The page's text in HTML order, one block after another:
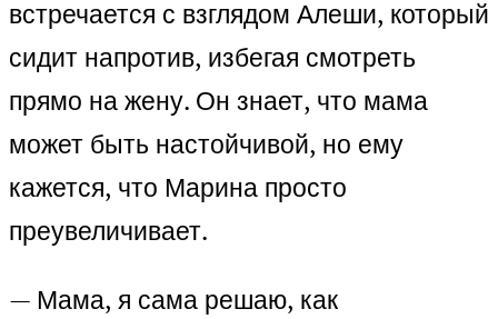
встречается с взглядом Алеши, который
сидит напротив, избегая смотреть
прямо на жену. Он знает, что мама
может быть настойчивой, но ему
кажется, что Марина просто
преувеличивает.
— Мама, я сама решаю, как